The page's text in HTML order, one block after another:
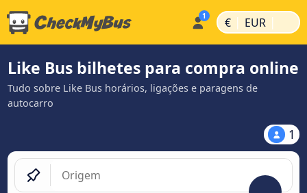
€ | EUR |
Like Bus bilhetes para compra online
Tudo sobre Like Bus horários, ligações e paragens de
autocarro
1